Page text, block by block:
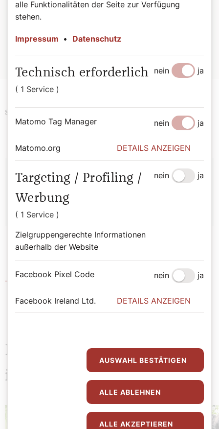
Beten, Herr Pfarrer! – Anekdoten zwischen Alltag und
85351-332-3, EUR 27,00
Schlagwörter
Autor:
Hofmusikkapelle
Das könnte Sie auch
interessieren
alle Funktionalitäten der Seite zur Verfügung
stehen.
Impressum • Datenschutz
Technisch erforderlich
( 1 Service )
nein ja
Matomo Tag Manager nein ja
Matomo.org DETAILS ANZEIGEN
Targeting / Profiling /
Werbung
( 1 Service )
Zielgruppengerechte Informationen
außerhalb der Website
nein ja
Facebook Pixel Code nein ja
Facebook Ireland Ltd. DETAILS ANZEIGEN
AUSWAHL BESTÄTIGEN
ALLE ABLEHNEN
ALLE AKZEPTIEREN